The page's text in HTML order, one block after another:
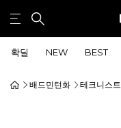
확딜 NEW BEST
배드민턴화 테크니스트